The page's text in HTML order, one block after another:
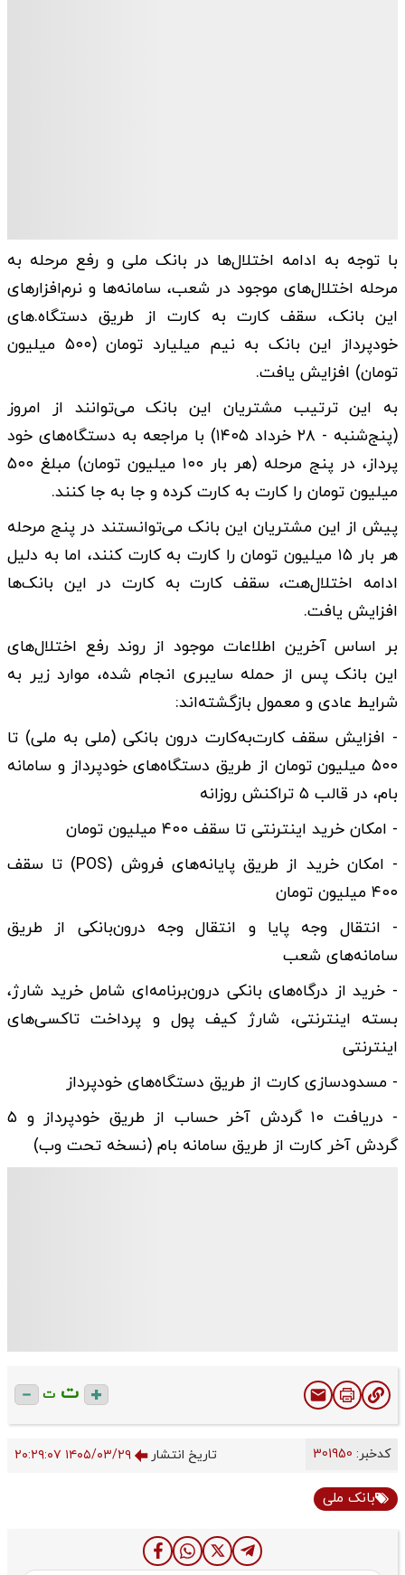
با توجه به ادامه اختلال‌ها در بانک ملی و رفع مرحله به
مرحله اختلال‌های موجود در شعب، سامانه‌ها و نرم‌افزارهای
این بانک، سقف کارت به کارت از طریق دستگاه.های
خودپرداز این بانک به نیم میلیارد تومان (۵۰۰ میلیون
تومان) افزایش یافت.
به این ترتیب مشتریان این بانک می‌توانند از امروز
(پنج‌شنبه - ۲۸ خرداد ۱۴۰۵) با مراجعه به دستگاه‌های خود
پرداز، در پنج مرحله (هر بار ۱۰۰ میلیون تومان) مبلغ ۵۰۰
میلیون تومان را کارت به کارت کرده و جا به جا کنند.
پیش از این مشتریان این بانک می‌توانستند در پنج مرحله
هر بار ۱۵ میلیون تومان را کارت به کارت کنند، اما به دلیل
ادامه اختلال‌هت، سقف کارت به کارت در این بانک‌ها
افزایش یافت.
بر اساس آخرین اطلاعات موجود از روند رفع اختلال‌های
این بانک پس از حمله سایبری انجام شده، موارد زیر به
شرایط عادی و معمول بازگشته‌اند:
- افزایش سقف کارت‌به‌کارت درون بانکی (ملی به ملی) تا
۵۰۰ میلیون تومان از طریق دستگاه‌های خودپرداز و سامانه
بام، در قالب ۵ تراکنش روزانه
- امکان خرید اینترنتی تا سقف ۴۰۰ میلیون تومان
- امکان خرید از طریق پایانه‌های فروش (POS) تا سقف
۴۰۰ میلیون تومان
- انتقال وجه پایا و انتقال وجه درون‌بانکی از طریق
سامانه‌های شعب
- خرید از درگاه‌های بانکی درون‌برنامه‌ای شامل خرید شارژ،
بسته اینترنتی، شارژ کیف پول و پرداخت تاکسی‌های
اینترنتی
- مسدودسازی کارت از طریق دستگاه‌های خودپرداز
- دریافت ۱۰ گردش آخر حساب از طریق خودپرداز و ۵
گردش آخر کارت از طریق سامانه بام (نسخه تحت وب)
ت ت
کدخبر: تاریخ انتشار ۱۴۰۵/۰۳/۲۹ ۲۰:۲۹:۰۷
بانک ملی